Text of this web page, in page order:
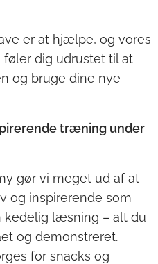
er at hjælpe, og vores
dig udrustet til at
og bruge dine nye
træning under
gør vi meget ud af at
og inspirerende som
kedelig læsning – alt du
og demonstreret.
for snacks og